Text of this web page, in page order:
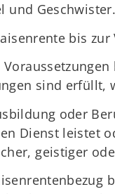
und Geschwister.
bis
sind erfüllt,
oder
Dienst leistet
geistiger